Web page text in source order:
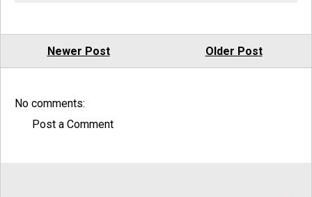
Newer Post Older Post
No comments:
Post a Comment